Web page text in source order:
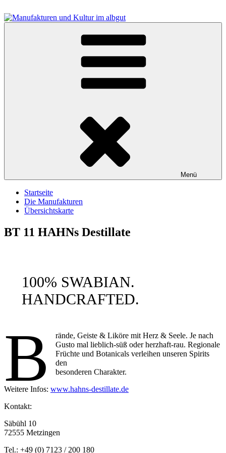
Inhalt
springen
Manufakturen und Kultur im albgut
Menü
Startseite
Die Manufakturen
Übersichtskarte
BT 11 HAHNs Destillate
100% SWABIAN.
HANDCRAFTED.
B
rände, Geiste & Liköre mit Herz & Seele. Je nach
Gusto mal lieblich-süß oder herzhaft-rau. Regionale
Früchte und Botanicals verleihen unseren Spirits
den
besonderen Charakter.
Weitere Infos: www.hahns-destillate.de
Kontakt:
Säbühl 10
72555 Metzingen
Tel.: +49 (0) 7123 / 200 180